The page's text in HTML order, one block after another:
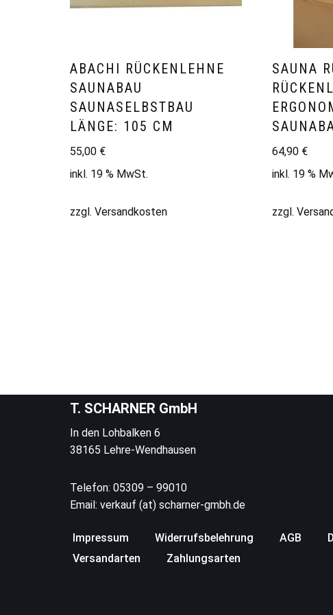
ABACHI RÜCKENLEHNE
SAUNABAU
SAUNASELBSTBAU
LÄNGE: 105 CM
55,00 €
inkl. 19 % MwSt.
zzgl. Versandkosten
SAUNA
64,90 €
inkl. 19 %
zzgl.
T. SCHARNER GmbH
In den Lohbalken 6
38165 Lehre-Wendhausen
Telefon: 05309 – 99010
Email: verkauf (at) scharner-gmbh.de
Impressum Widerrufsbelehrung AGB
Versandarten
Zahlungsarten